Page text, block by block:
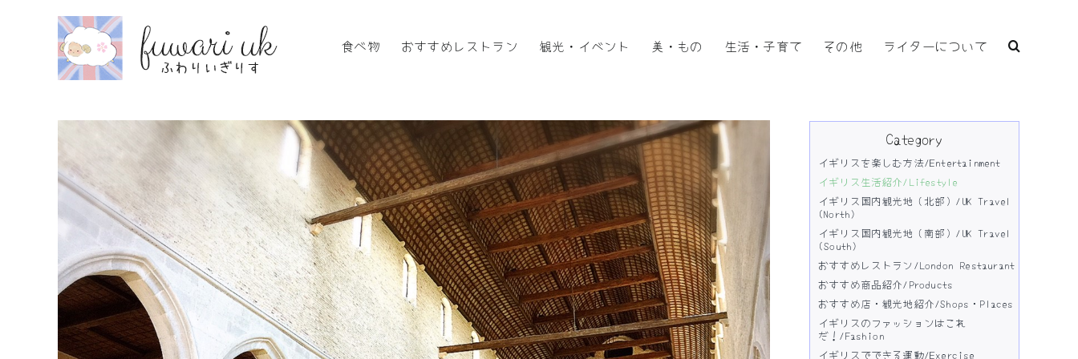
食べ物 おすすめレストラン 観光・イベント 美・もの 生活・子育て その他 ライターについて
Category
イギリスを楽しむ方法/Entertainment
イギリス生活紹介/Lifestyle
イギリス国内観光地（北部）/UK Travel
(North)
イギリス国内観光地（南部）/UK Travel
(South)
おすすめレストラン/London Restaurant
おすすめ商品紹介/Products
おすすめ店・観光地紹介/Shops・Places
イギリスのファッションはこれ
だ！/Fashion
イギリスでできる運動/Exercise